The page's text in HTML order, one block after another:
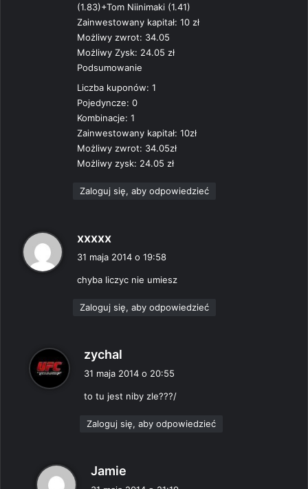
:
(1.83)+Tom Niinimaki (1.41)
Zainwestowany kapitał: 10 zł
Możliwy zwrot: 34.05
Możliwy Zysk: 24.05 zł
Podsumowanie
Liczba kuponów: 1
Pojedyncze: 0
Kombinacje: 1
Zainwestowany kapitał: 10zł
Możliwy zwrot: 34.05zł
Możliwy zysk: 24.05 zł
Zaloguj się, aby odpowiedzieć
xxxxx
i
z
31 maja 2014 o 19:58
chyba liczyc nie umiesz
Zaloguj się, aby odpowiedzieć
zychal
z
:
31 maja 2014 o 20:55
to tu jest niby zle???/
Zaloguj się, aby odpowiedzieć
Jamie
i